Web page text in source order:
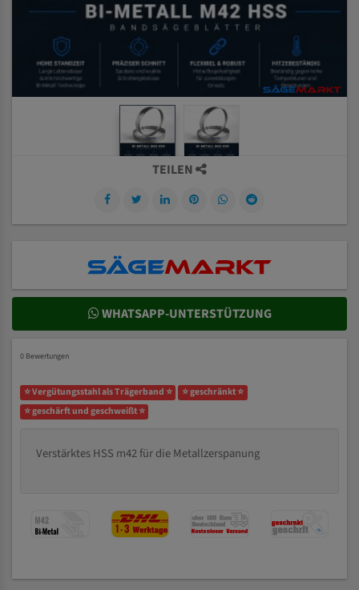
TEILEN
WHATSAPP-UNTERSTÜTZUNG
0 Bewertungen
⭐ Vergütungsstahl als Trägerband ⭐
⭐ geschränkt ⭐
⭐ geschärft und geschweißt ⭐
Verstärktes HSS m42 für die Metallzerspanung